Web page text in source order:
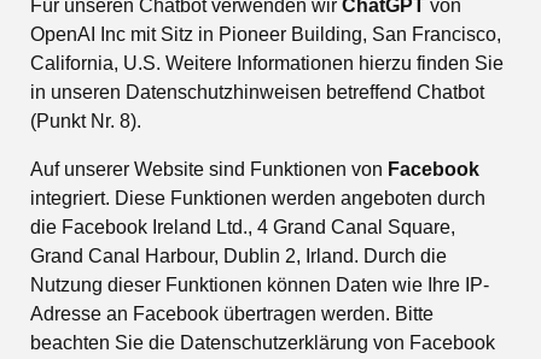
Für unseren Chatbot verwenden wir ChatGPT von
OpenAI Inc mit Sitz in Pioneer Building, San Francisco,
California, U.S. Weitere Informationen hierzu finden Sie
in unseren Datenschutzhinweisen betreffend Chatbot
(Punkt Nr. 8).
Auf unserer Website sind Funktionen von Facebook
integriert. Diese Funktionen werden angeboten durch
die Facebook Ireland Ltd., 4 Grand Canal Square,
Grand Canal Harbour, Dublin 2, Irland. Durch die
Nutzung dieser Funktionen können Daten wie Ihre IP-
Adresse an Facebook übertragen werden. Bitte
beachten Sie die Datenschutzerklärung von Facebook